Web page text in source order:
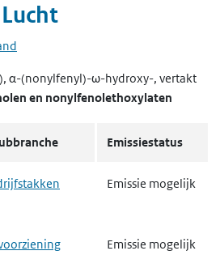
Lucht
α-(nonylfenyl)-ω-hydroxy-, vertakt
en nonylfenolethoxylaten
Emissiestatus
Emissie mogelijk
Emissie mogelijk